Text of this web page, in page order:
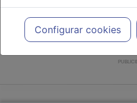
meramente informativo, siendo
profesionales facultados
cada caso concreto, el
necesidades del paciente.
Configurar cookies